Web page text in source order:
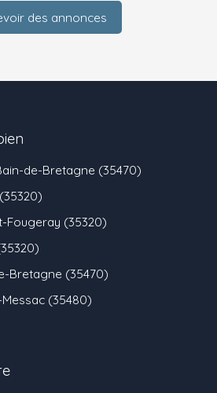
des annonces
de-Bretagne (35470)
Fougeray (35320)
Bretagne (35470)
(35480)